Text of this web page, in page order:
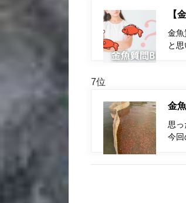
【
金魚
と
7位
金
思
今